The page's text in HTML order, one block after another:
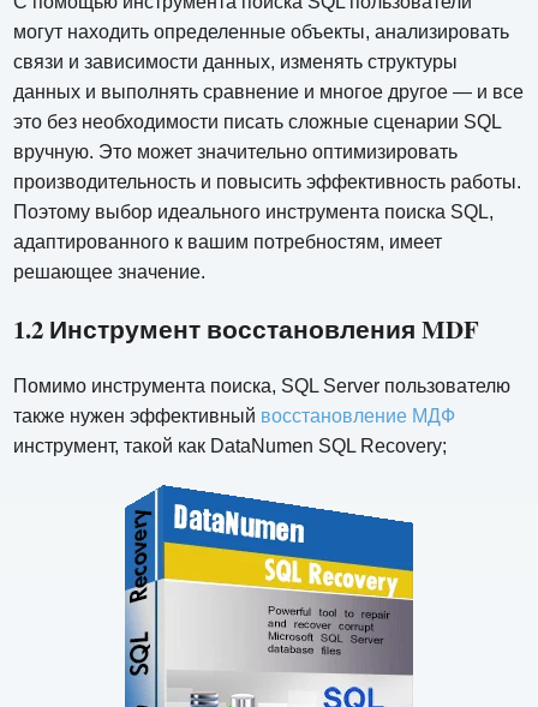
могут находить определенные объекты, анализировать
связи и зависимости данных, изменять структуры
данных и выполнять сравнение и многое другое — и все
это без необходимости писать сложные сценарии SQL
вручную. Это может значительно оптимизировать
производительность и повысить эффективность работы.
Поэтому выбор идеального инструмента поиска SQL,
адаптированного к вашим потребностям, имеет
решающее значение.
1.2 Инструмент восстановления MDF
Помимо инструмента поиска, SQL Server пользователю
также нужен эффективный восстановление МДФ
инструмент, такой как DataNumen SQL Recovery;